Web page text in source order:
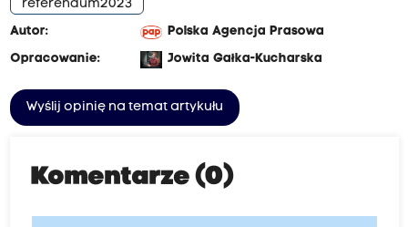
referendum2023
Autor:
Polska Agencja Prasowa
Opracowanie:
Jowita Gałka-Kucharska
Wyślij opinię na temat artykułu
Komentarze (0)